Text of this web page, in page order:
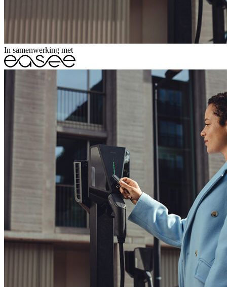
In samenwerking met